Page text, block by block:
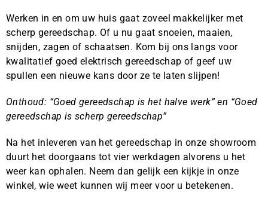
Werken in en om uw huis gaat zoveel makkelijker met
scherp gereedschap. Of u nu gaat snoeien, maaien,
snijden, zagen of schaatsen. Kom bij ons langs voor
kwalitatief goed elektrisch gereedschap of geef uw
spullen een nieuwe kans door ze te laten slijpen!
Onthoud: “Goed gereedschap is het halve werk” en “Goed
gereedschap is scherp gereedschap”
Na het inleveren van het gereedschap in onze showroom
duurt het doorgaans tot vier werkdagen alvorens u het
weer kan ophalen. Neem dan gelijk een kijkje in onze
winkel, wie weet kunnen wij meer voor u betekenen.